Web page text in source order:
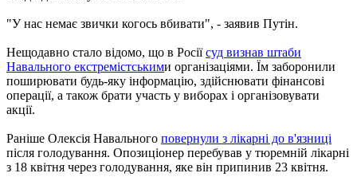
"У нас немає звички когось вбивати", - заявив Путін.
Нещодавно стало відомо, що в Росіїсуд визнав штаби
Навального екстремістськими організаціями. Їм заборонили
поширювати будь-яку інформацію, здійснювати фінансові
операції, а також брати участь у виборах і організовувати
акції.
Раніше Олексія Навального повернули з лікарні до в'язниці
після голодування. Опозиціонер перебував у тюремній лікарні
з 18 квітня через голодування, яке він припинив 23 квітня.